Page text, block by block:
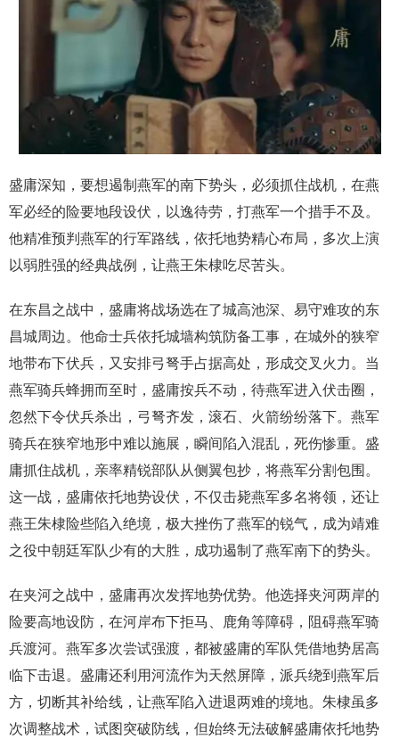
盛庸深知，要想遏制燕军的南下势头，必须抓住战机，在燕
军必经的险要地段设伏，以逸待劳，打燕军一个措手不及。
他精准预判燕军的行军路线，依托地势精心布局，多次上演
以弱胜强的经典战例，让燕王朱棣吃尽苦头。
在东昌之战中，盛庸将战场选在了城高池深、易守难攻的东
昌城周边。他命士兵依托城墙构筑防备工事，在城外的狭窄
地带布下伏兵，又安排弓弩手占据高处，形成交叉火力。当
燕军骑兵蜂拥而至时，盛庸按兵不动，待燕军进入伏击圈，
忽然下令伏兵杀出，弓弩齐发，滚石、火箭纷纷落下。燕军
骑兵在狭窄地形中难以施展，瞬间陷入混乱，死伤惨重。盛
庸抓住战机，亲率精锐部队从侧翼包抄，将燕军分割包围。
这一战，盛庸依托地势设伏，不仅击毙燕军多名将领，还让
燕王朱棣险些陷入绝境，极大挫伤了燕军的锐气，成为靖难
之役中朝廷军队少有的大胜，成功遏制了燕军南下的势头。
在夹河之战中，盛庸再次发挥地势优势。他选择夹河两岸的
险要高地设防，在河岸布下拒马、鹿角等障碍，阻碍燕军骑
兵渡河。燕军多次尝试强渡，都被盛庸的军队凭借地势居高
临下击退。盛庸还利用河流作为天然屏障，派兵绕到燕军后
方，切断其补给线，让燕军陷入进退两难的境地。朱棣虽多
次调整战术，试图突破防线，但始终无法破解盛庸依托地势